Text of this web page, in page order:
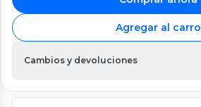
Agregar al carro
Cambios y devoluciones